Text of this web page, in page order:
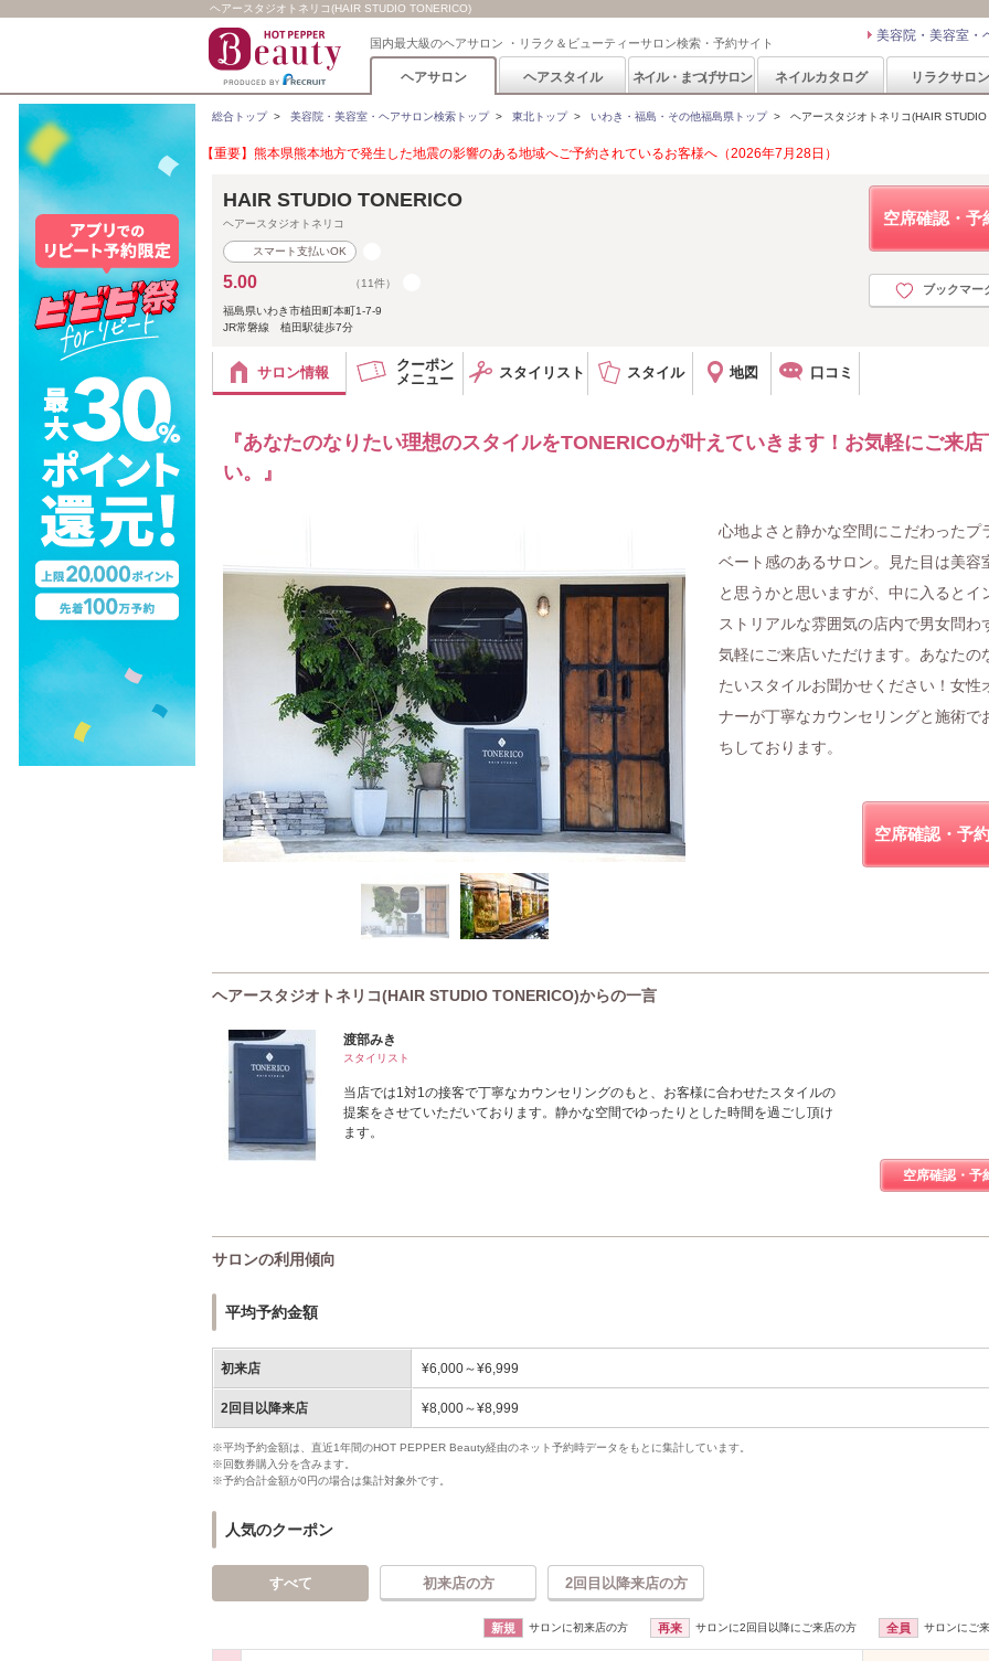
ヘアースタジオトネリコ(HAIR STUDIO TONERICO)
国内最大級のヘアサロン ・リラク＆ビューティーサロン検索・予約サイト 美容院・美容室・
ヘアサロン ヘアスタイル ネイル・まつげサロン ネイルカタログ リラクサロン
総合トップ> 美容院・美容室・ヘアサロン検索トップ> 東北トップ> いわき・福島・その他福島県トップ> ヘアースタジオトネリコ(HAIR
【重要】熊本県熊本地方で発生した地震の影響のある地域へご予約されているお客様へ（2026年7月28日）
空席確認・予
ブックマー
HAIR STUDIO TONERICO
ヘアースタジオトネリコ
スマート支払いOK
5.00 （11件）
福島県いわき市植田町本町1-7-9
JR常磐線 植田駅徒歩7分
サロン情報
クーポン
メニュー
スタイリスト スタイル 地図 口コミ
『あなたのなりたい理想のスタイルをTONERICOが叶えていきます！お気軽にご来店
い。』
心地よさと静かな空間にこだわったプ
ベート感のあるサロン。見た目は美容
と思うかと思いますが、中に入るとイ
ストリアルな雰囲気の店内で男女問わ
気軽にご来店いただけます。あなたの
たいスタイルお聞かせください！女性
ナーが丁寧なカウンセリングと施術で
ちしております。
空席確認・予
ヘアースタジオトネリコ(HAIR STUDIO TONERICO)からの一言
渡部みき
スタイリスト
当店では1対1の接客で丁寧なカウンセリングのもと、お客様に合わせたスタイルの
提案をさせていただいております。静かな空間でゆったりとした時間を過ごし頂け
ます。
空席確認・予
サロンの利用傾向
平均予約金額
初来店 ¥6,000～¥6,999
2回目以降来店 ¥8,000～¥8,999
※平均予約金額は、直近1年間のHOT PEPPER Beauty経由のネット予約時データをもとに集計しています。
※回数券購入分を含みます。
※予約合計金額が0円の場合は集計対象外です。
人気のクーポン
すべて 初来店の方 2回目以降来店の方
新規 サロンに初来店の方 再来 サロンに2回目以降にご来店の方 全員 サロンにご